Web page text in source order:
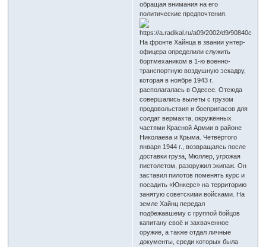
обращая внимания на его
политические предпочтения.
На фронте Хайнца в звании унтер-
офицера определили служить
бортмехаником в 1-ю военно-
транспортную воздушную эскадру,
которая в ноябре 1943 г.
располагалась в Одессе. Отсюда
совершались вылеты с грузом
продовольствия и боеприпасов для
солдат вермахта, окружённых
частями Красной Армии в районе
Николаева и Крыма. Четвёртого
января 1944 г., возвращаясь после
доставки груза, Мюллер, угрожая
пистолетом, разоружил экипаж. Он
заставил пилотов поменять курс и
посадить «Юнкерс» на территорию
занятую советскими войсками. На
земле Хайнц передал
подбежавшему с группой бойцов
капитану своё и захваченное
оружие, а также отдал личные
документы, среди которых была